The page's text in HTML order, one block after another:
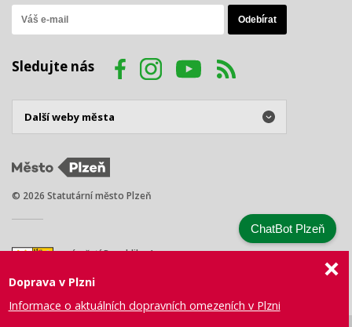
Sledujte nás
© 2026 Statutární město Plzeň
náměstí Republiky 1
Tel.: +420 378 031 111
Doprava v Plzni
Informace o aktuálních dopravních omezeních v Plzni
ChatBot Plzeň